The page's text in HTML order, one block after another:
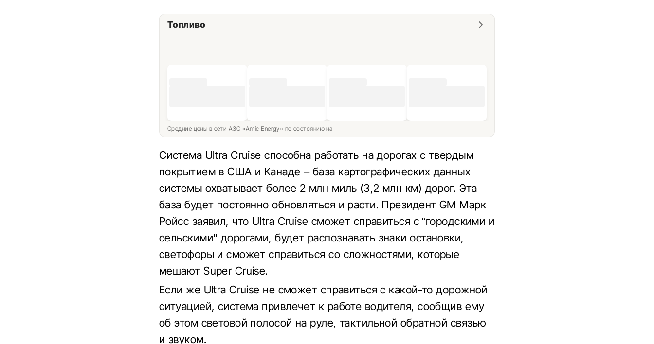
Топливо
Средние цены в сети АЗС «Amic Energy» по состоянию на
Система Ultra Cruise способна работать на дорогах с твердым
покрытием в США и Канаде – база картографических данных
системы охватывает более 2 млн миль (3,2 млн км) дорог. Эта
база будет постоянно обновляться и расти. Президент GM Марк
Ройсс заявил, что Ultra Cruise сможет справиться с “городскими и
сельскими" дорогами, будет распознавать знаки остановки,
светофоры и сможет справиться со сложностями, которые
мешают Super Cruise.
Если же Ultra Cruise не сможет справиться с какой-то дорожной
ситуацией, система привлечет к работе водителя, сообщив ему
об этом световой полосой на руле, тактильной обратной связью
и звуком.